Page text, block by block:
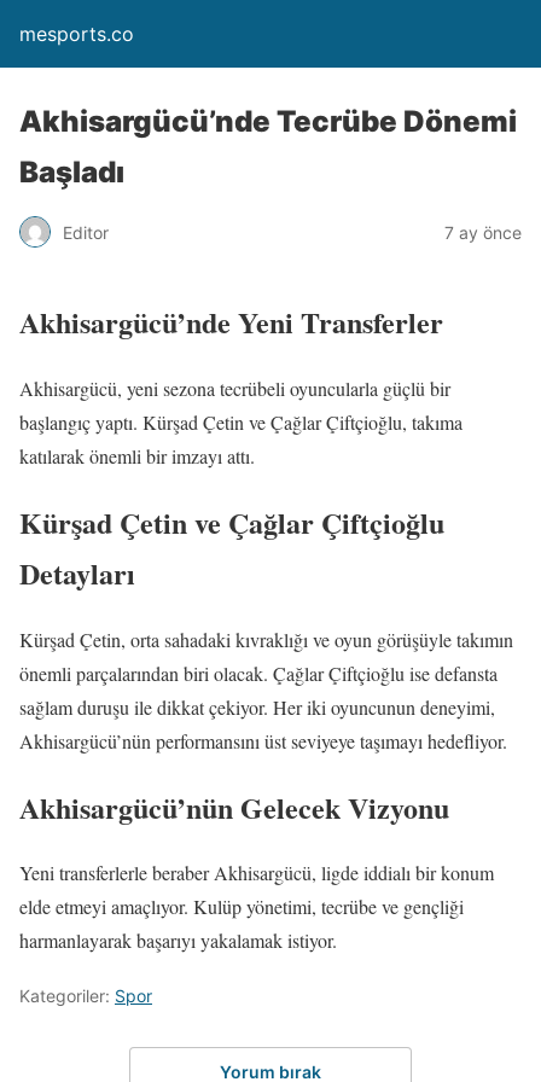
mesports.co
Akhisargücü’nde Tecrübe Dönemi
Başladı
Editor 7 ay önce
Akhisargücü’nde Yeni Transferler
Akhisargücü, yeni sezona tecrübeli oyuncularla güçlü bir
başlangıç yaptı. Kürşad Çetin ve Çağlar Çiftçioğlu, takıma
katılarak önemli bir imzayı attı.
Kürşad Çetin ve Çağlar Çiftçioğlu
Detayları
Kürşad Çetin, orta sahadaki kıvraklığı ve oyun görüşüyle takımın
önemli parçalarından biri olacak. Çağlar Çiftçioğlu ise defansta
sağlam duruşu ile dikkat çekiyor. Her iki oyuncunun deneyimi,
Akhisargücü’nün performansını üst seviyeye taşımayı hedefliyor.
Akhisargücü’nün Gelecek Vizyonu
Yeni transferlerle beraber Akhisargücü, ligde iddialı bir konum
elde etmeyi amaçlıyor. Kulüp yönetimi, tecrübe ve gençliği
harmanlayarak başarıyı yakalamak istiyor.
Kategoriler: Spor
Yorum bırak